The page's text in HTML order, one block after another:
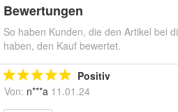
Bewertungen
So haben Kunden, die den Artikel bei
haben, den Kauf bewertet.
Positiv
Von: n***a 11.01.24